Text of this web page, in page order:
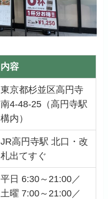
内容
東京都杉並区高円寺
南4-48-25（高円寺駅
構内）
JR高円寺駅 北口・改
札出てすぐ
平日 6:30～21:00／
土曜 7:00～21:00／